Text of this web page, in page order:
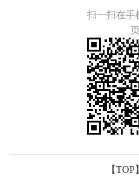
扫一扫在手
【TOP】